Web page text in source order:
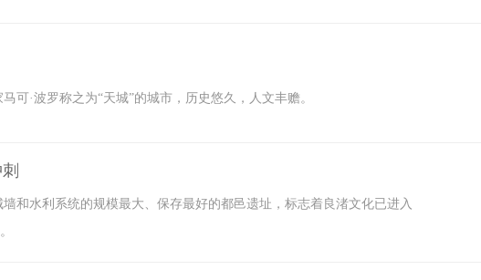
可·波罗称之为“天城”的城市，历史悠久，人文丰赡。
和水利系统的规模最大、保存最好的都邑遗址，标志着良渚文化已进入